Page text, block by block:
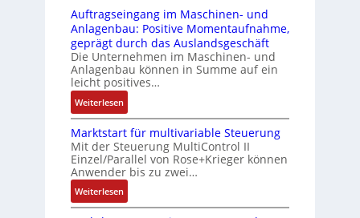
s
i
c
h
f
l
e
x
i
b
e
l
f
ü
i
n
e
n
4
G
u
n
d
5
G
a
u
Z
e
r
t
i
i
e
r
n
u
c
k
a
u
s
g
l
e
i
c
h
s
Auftragseingang im Maschinen- und
Anlagenbau: Positive Momentaufnahme,
geprägt durch das Auslandsgeschäft
Die Unternehmen im Maschinen- und
Anlagenbau können in Summe auf ein
leicht positives…
Weiterlesen:
A
u
f
t
r
a
g
Marktstart für multivariable Steuerung
Mit der Steuerung MultiControl II
Einzel/Parallel von Rose+Krieger können
Anwender bis zu zwei…
Weiterlesen:
M